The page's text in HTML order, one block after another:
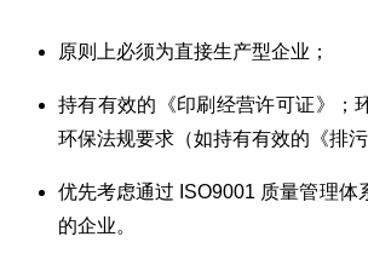
原则上必须为直接生产型企业；
持有有效的《印刷经营许可证》；
环保法规要求（如持有有效的《排
优先考虑通过 ISO9001 质量管理体
的企业。